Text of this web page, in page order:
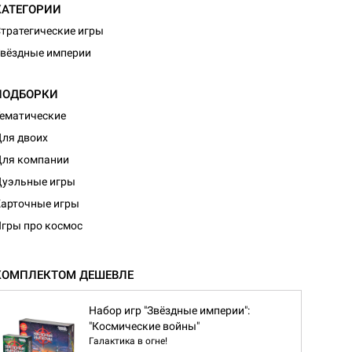
игры
империи
двоих
компании
игры
игры
про космос
ДЕШЕВЛЕ
Набор игр "Звёздные империи":
"Космические войны"
Галактика в огне!